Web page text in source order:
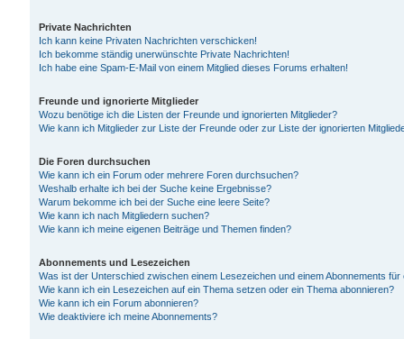
Private Nachrichten
Ich kann keine Privaten Nachrichten verschicken!
Ich bekomme ständig unerwünschte Private Nachrichten!
Ich habe eine Spam-E-Mail von einem Mitglied dieses Forums erhalten!
Freunde und ignorierte Mitglieder
Wozu benötige ich die Listen der Freunde und ignorierten Mitglieder?
Wie kann ich Mitglieder zur Liste der Freunde oder zur Liste der ignorierten
Die Foren durchsuchen
Wie kann ich ein Forum oder mehrere Foren durchsuchen?
Weshalb erhalte ich bei der Suche keine Ergebnisse?
Warum bekomme ich bei der Suche eine leere Seite?
Wie kann ich nach Mitgliedern suchen?
Wie kann ich meine eigenen Beiträge und Themen finden?
Abonnements und Lesezeichen
Was ist der Unterschied zwischen einem Lesezeichen und einem Abonnements
Wie kann ich ein Lesezeichen auf ein Thema setzen oder ein Thema abonnieren?
Wie kann ich ein Forum abonnieren?
Wie deaktiviere ich meine Abonnements?